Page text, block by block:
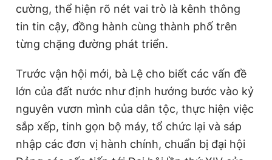
cường, thể hiện rõ nét vai trò là kênh thông
tin tin cậy, đồng hành cùng thành phố trên
từng chặng đường phát triển.
Trước vận hội mới, bà Lệ cho biết các vấn đề
lớn của đất nước như định hướng bước vào kỷ
nguyên vươn mình của dân tộc, thực hiện việc
sắp xếp, tinh gọn bộ máy, tổ chức lại và sáp
nhập các đơn vị hành chính, chuẩn bị đại hội